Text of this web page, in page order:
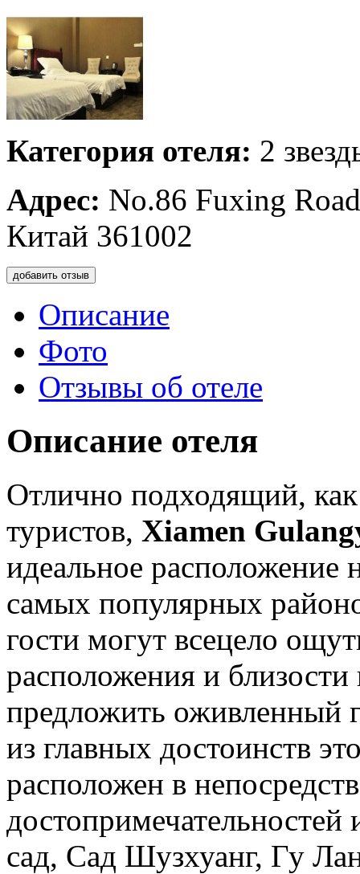
Категория отеля: 2
Адрес: No.86 Fuxing
Китай 361002
добавить отзыв
Описание
Фото
Отзывы об отеле
Описание отеля
Отлично подходящий,
туристов, Xiamen
идеальное
самых популярных
гости могут всецело
расположения и
предложить оживленный
из главных достоинств
расположен в
сад, Сад Шузхуанг, Гу